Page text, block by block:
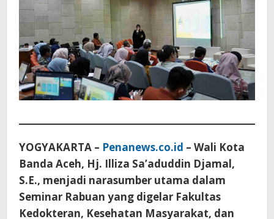
YOGYAKARTA – Penanews.co.id – Wali Kota
Banda Aceh, Hj. Illiza Sa’aduddin Djamal,
S.E., menjadi narasumber utama dalam
Seminar Rabuan yang digelar Fakultas
Kedokteran, Kesehatan Masyarakat, dan